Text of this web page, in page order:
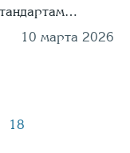
10 марта 2026
18